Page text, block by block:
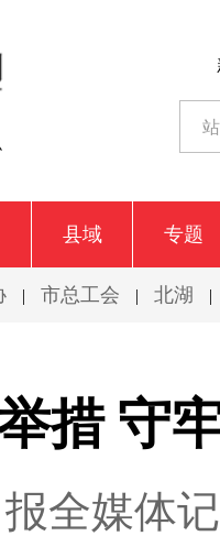
县域 专题
| 市总工会 | 北湖 |
措 守
全媒体